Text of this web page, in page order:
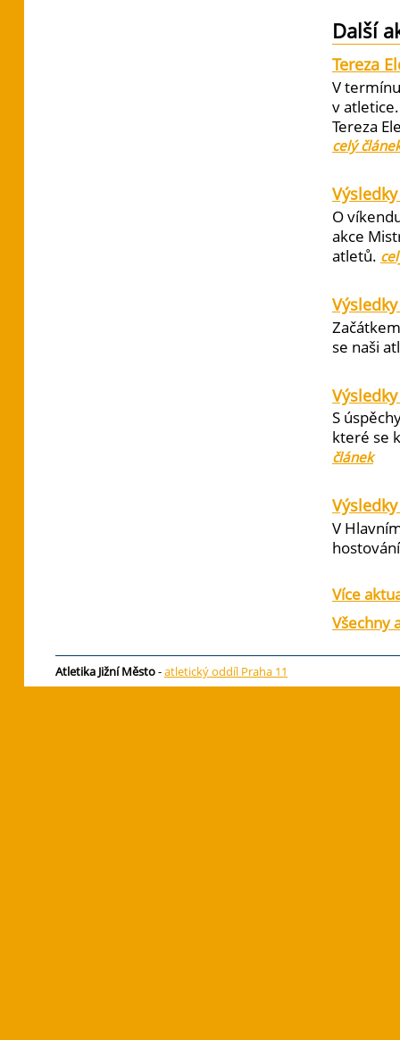
Další
Tereza
V
v
Tereza
celý
O
akce
atletů.
se naši
S
které se
článek
V
Více
Všechny
Atletika Jižní Město-atletický oddíl Praha 11